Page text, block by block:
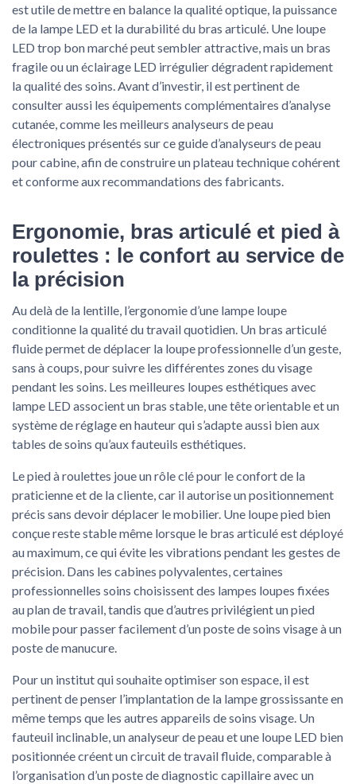
est utile de mettre en balance la qualité optique, la puissance
de la lampe LED et la durabilité du bras articulé. Une loupe
LED trop bon marché peut sembler attractive, mais un bras
fragile ou un éclairage LED irrégulier dégradent rapidement
la qualité des soins. Avant d’investir, il est pertinent de
consulter aussi les équipements complémentaires d’analyse
cutanée, comme les meilleurs analyseurs de peau
électroniques présentés sur ce guide d’analyseurs de peau
pour cabine, afin de construire un plateau technique cohérent
et conforme aux recommandations des fabricants.
Ergonomie, bras articulé et pied à
roulettes : le confort au service de
la précision
Au delà de la lentille, l’ergonomie d’une lampe loupe
conditionne la qualité du travail quotidien. Un bras articulé
fluide permet de déplacer la loupe professionnelle d’un geste,
sans à coups, pour suivre les différentes zones du visage
pendant les soins. Les meilleures loupes esthétiques avec
lampe LED associent un bras stable, une tête orientable et un
système de réglage en hauteur qui s’adapte aussi bien aux
tables de soins qu’aux fauteuils esthétiques.
Le pied à roulettes joue un rôle clé pour le confort de la
praticienne et de la cliente, car il autorise un positionnement
précis sans devoir déplacer le mobilier. Une loupe pied bien
conçue reste stable même lorsque le bras articulé est déployé
au maximum, ce qui évite les vibrations pendant les gestes de
précision. Dans les cabines polyvalentes, certaines
professionnelles soins choisissent des lampes loupes fixées
au plan de travail, tandis que d’autres privilégient un pied
mobile pour passer facilement d’un poste de soins visage à un
poste de manucure.
Pour un institut qui souhaite optimiser son espace, il est
pertinent de penser l’implantation de la lampe grossissante en
même temps que les autres appareils de soins visage. Un
fauteuil inclinable, un analyseur de peau et une loupe LED bien
positionnée créent un circuit de travail fluide, comparable à
l’organisation d’un poste de diagnostic capillaire avec un